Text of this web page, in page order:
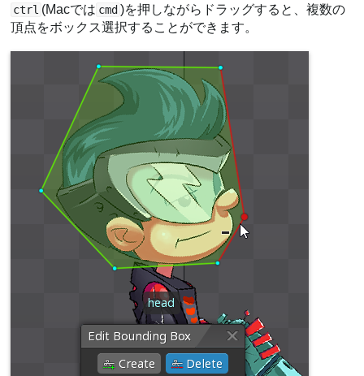
ctrl (Macでは cmd )を押しながらドラッグすると、複数の
頂点をボックス選択することができます。